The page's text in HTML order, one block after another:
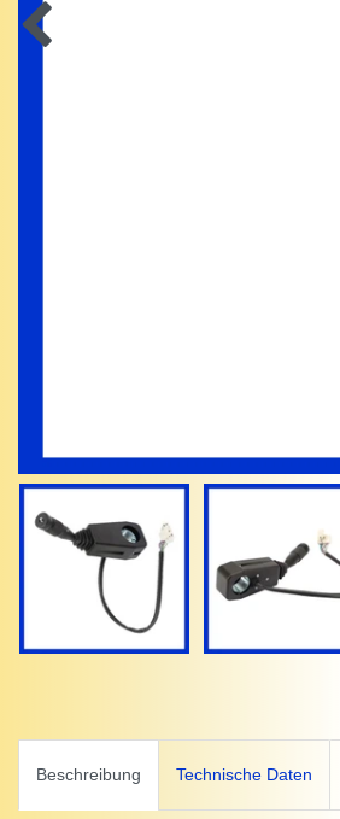
Beschreibung Technische Daten